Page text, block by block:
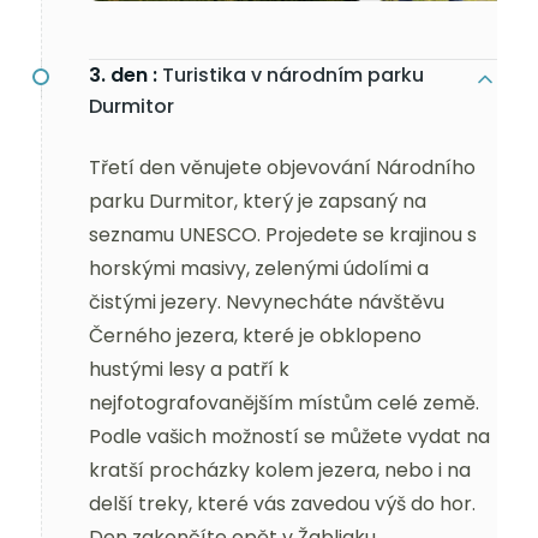
3. den : Turistika v národním parku
Durmitor
Třetí den věnujete objevování Národního
parku Durmitor, který je zapsaný na
seznamu UNESCO. Projedete se krajinou s
horskými masivy, zelenými údolími a
čistými jezery. Nevynecháte návštěvu
Černého jezera, které je obklopeno
hustými lesy a patří k
nejfotografovanějším místům celé země.
Podle vašich možností se můžete vydat na
kratší procházky kolem jezera, nebo i na
delší treky, které vás zavedou výš do hor.